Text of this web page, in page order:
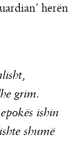
herën
grim.
ishin
shumë